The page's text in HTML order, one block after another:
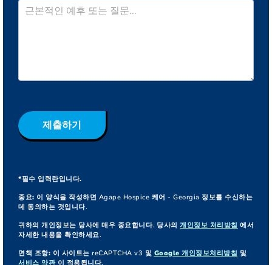
제출하기
*필수 입력란입니다.
중요: 이 양식을 작성하면 Agape Hospice 케어 - Georgia 정보를 수신하는
데 동의하는 것입니다.
귀하의 개인정보는 당사에 매우 중요합니다. 당사의 개인정보 처리방침 에서
자세한 내용을 확인하세요.
면책 조항: 이 사이트는 reCAPTCHA v3 및 Google 개인정보처리방침 및
서비스 약관이 적용됩니다.